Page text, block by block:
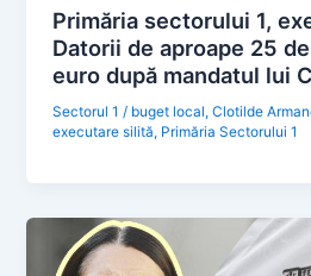
Primăria sectorului 1,
Datorii de aproape 25
euro după mandatul lui
Sectorul 1 / buget local,Clotilde
executare silită, Primăria Sectorului 1